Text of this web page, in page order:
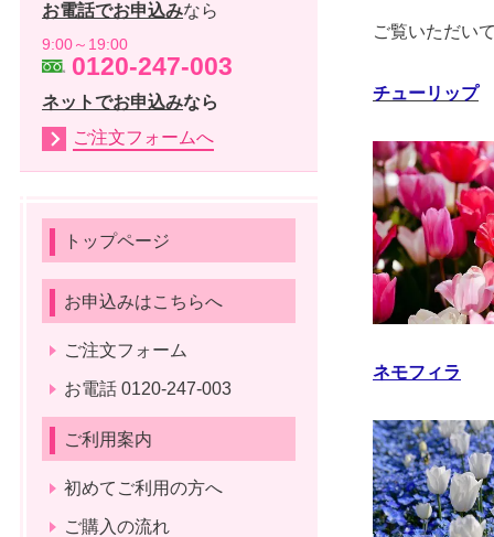
ご覧いただい
チューリップ
ネモフィラ
お電話でお申込みなら
9:00～19:00
0120-247-003
ネットでお申込みなら
ご注文フォームへ
トップページ
お申込みはこちらへ
ご注文フォーム
お電話 0120-247-003
ご利用案内
初めてご利用の方へ
ご購入の流れ